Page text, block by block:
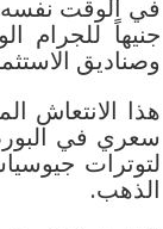
جنيهاً للجرام
وصناديق
هذا الانتعاش
لتوترات
الذهب.